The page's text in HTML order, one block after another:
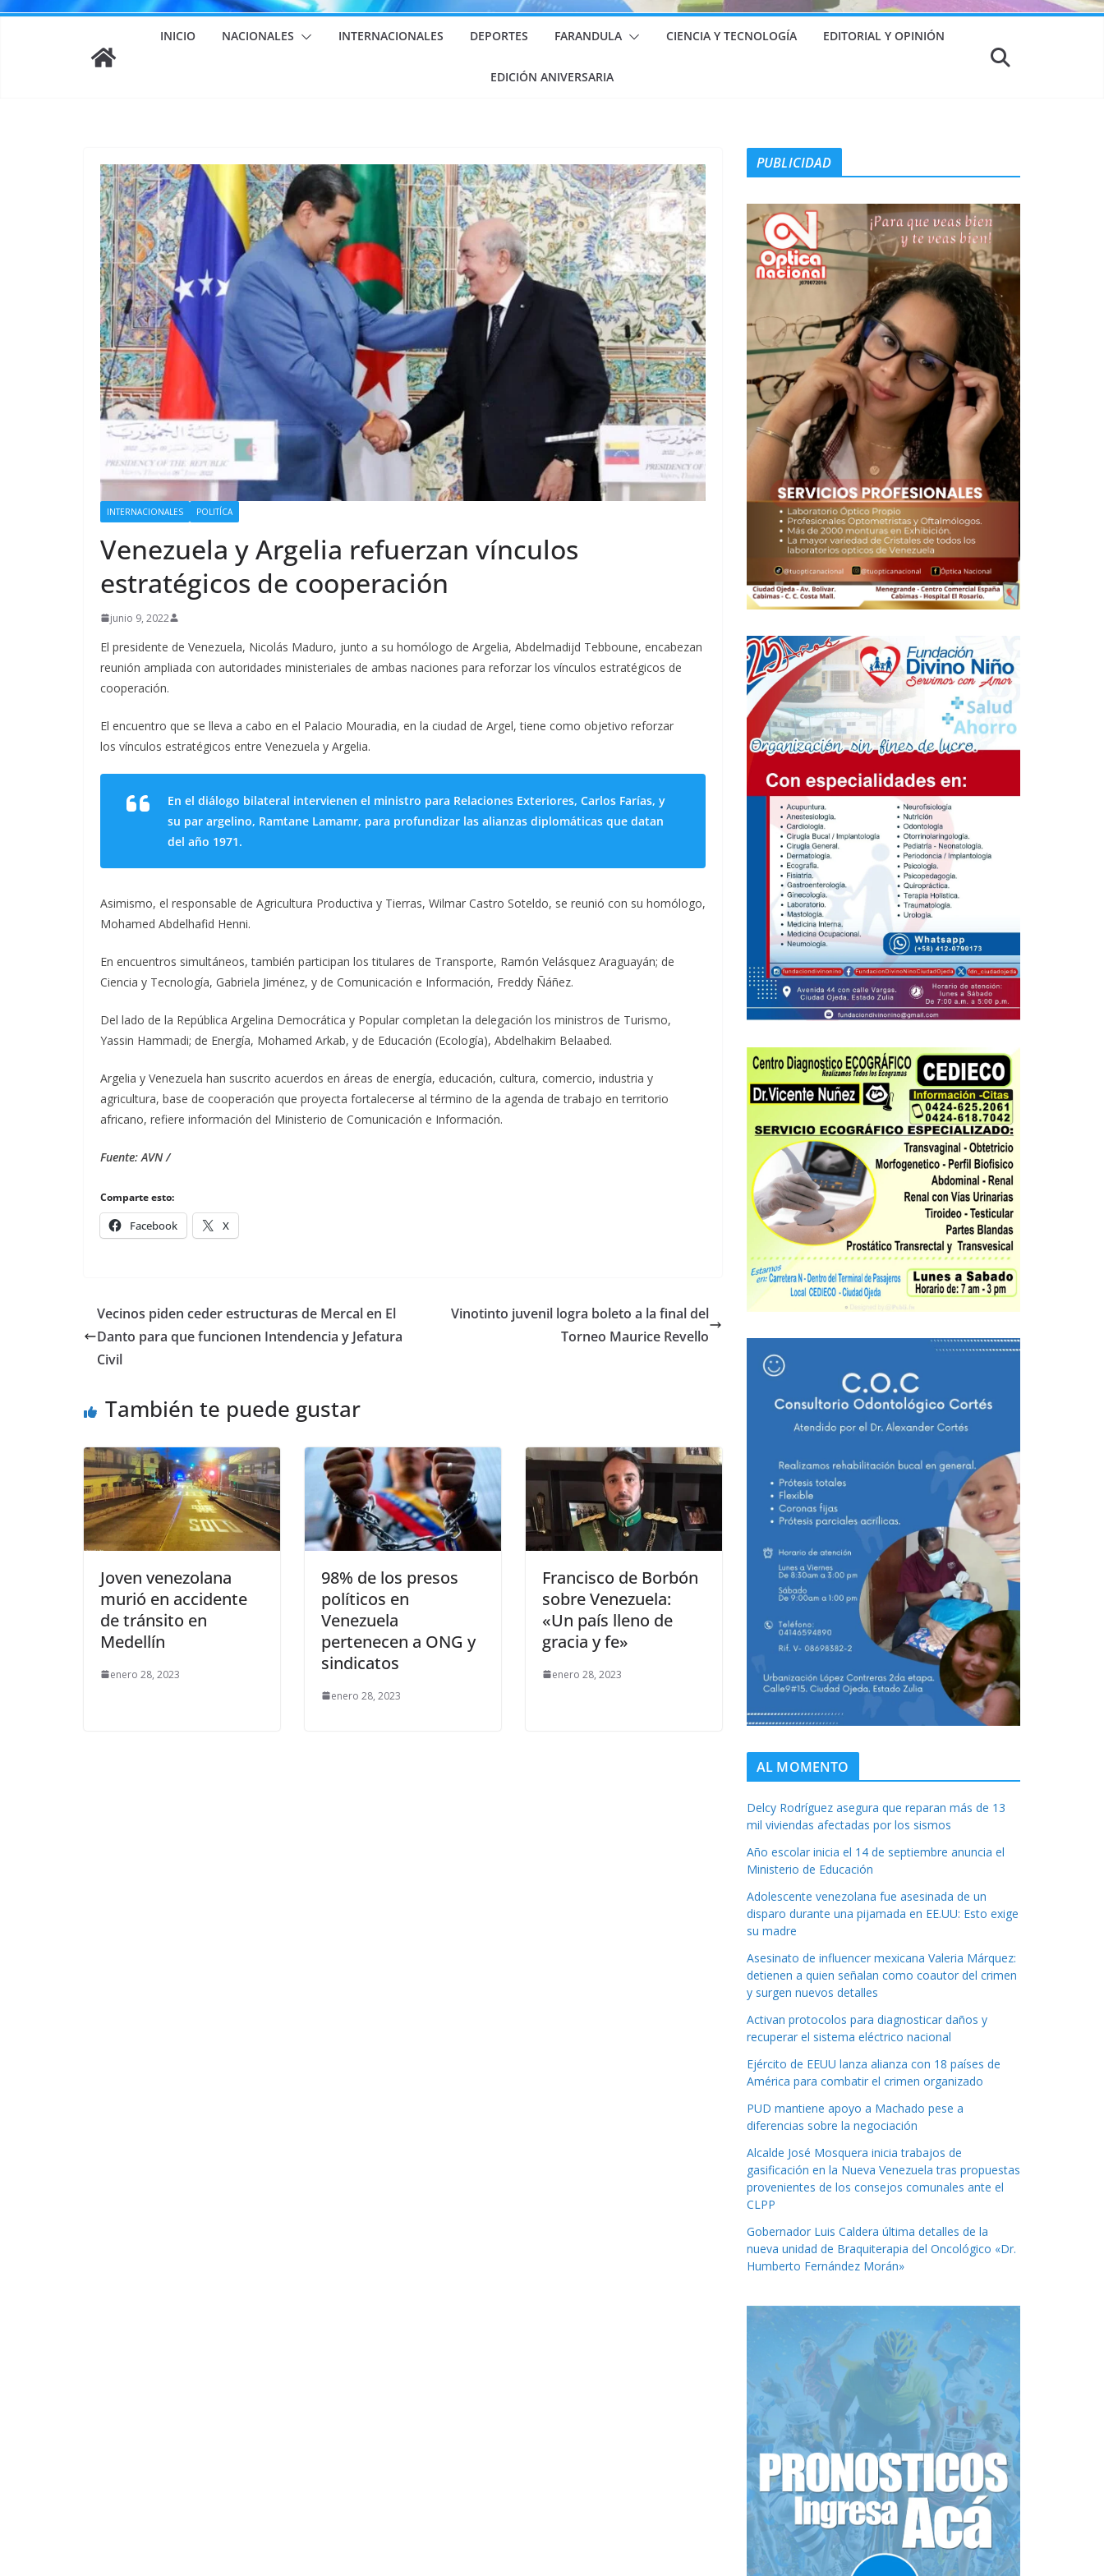
INICIO NACIONALES INTERNACIONALES DEPORTES FARANDULA CIENCIA Y TECNOLOGÍA EDITORIAL Y OPINIÓN
EDICIÓN ANIVERSARIA
INTERNACIONALES POLITÍCA
Venezuela y Argelia refuerzan vínculos
estratégicos de cooperación
junio 9, 2022
El presidente de Venezuela, Nicolás Maduro, junto a su homólogo de Argelia, Abdelmadijd Tebboune, encabezan
reunión ampliada con autoridades ministeriales de ambas naciones para reforzar los vínculos estratégicos de
cooperación.
El encuentro que se lleva a cabo en el Palacio Mouradia, en la ciudad de Argel, tiene como objetivo reforzar
los vínculos estratégicos entre Venezuela y Argelia.
En el diálogo bilateral intervienen el ministro para Relaciones Exteriores, Carlos Farías, y
su par argelino, Ramtane Lamamr, para profundizar las alianzas diplomáticas que datan
del año 1971.
Asimismo, el responsable de Agricultura Productiva y Tierras, Wilmar Castro Soteldo, se reunió con su homólogo,
Mohamed Abdelhafid Henni.
En encuentros simultáneos, también participan los titulares de Transporte, Ramón Velásquez Araguayán; de
Ciencia y Tecnología, Gabriela Jiménez, y de Comunicación e Información, Freddy Ñáñez.
Del lado de la República Argelina Democrática y Popular completan la delegación los ministros de Turismo,
Yassin Hammadi; de Energía, Mohamed Arkab, y de Educación (Ecología), Abdelhakim Belaabed.
Argelia y Venezuela han suscrito acuerdos en áreas de energía, educación, cultura, comercio, industria y
agricultura, base de cooperación que proyecta fortalecerse al término de la agenda de trabajo en territorio
africano, refiere información del Ministerio de Comunicación e Información.
Fuente: AVN /
Comparte esto:
Facebook X
Vecinos piden ceder estructuras de Mercal en El
Danto para que funcionen Intendencia y Jefatura
Civil
Vinotinto juvenil logra boleto a la final del
Torneo Maurice Revello
También te puede gustar
Joven venezolana
murió en accidente
de tránsito en
Medellín
enero 28, 2023
98% de los presos
políticos en
Venezuela
pertenecen a ONG y
sindicatos
enero 28, 2023
Francisco de Borbón
sobre Venezuela:
«Un país lleno de
gracia y fe»
enero 28, 2023
PUBLICIDAD
AL MOMENTO
Delcy Rodríguez asegura que reparan más de 13
mil viviendas afectadas por los sismos
Año escolar inicia el 14 de septiembre anuncia el
Ministerio de Educación
Adolescente venezolana fue asesinada de un
disparo durante una pijamada en EE.UU: Esto exige
su madre
Asesinato de influencer mexicana Valeria Márquez:
detienen a quien señalan como coautor del crimen
y surgen nuevos detalles
Activan protocolos para diagnosticar daños y
recuperar el sistema eléctrico nacional
Ejército de EEUU lanza alianza con 18 países de
América para combatir el crimen organizado
PUD mantiene apoyo a Machado pese a
diferencias sobre la negociación
Alcalde José Mosquera inicia trabajos de
gasificación en la Nueva Venezuela tras propuestas
provenientes de los consejos comunales ante el
CLPP
Gobernador Luis Caldera última detalles de la
nueva unidad de Braquiterapia del Oncológico «Dr.
Humberto Fernández Morán»